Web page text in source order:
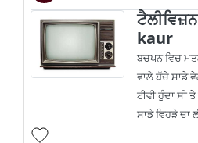
kaur
ਬਚਪਨ ਵਿਚ
ਵਾਲੇ ਬੱਚੇ ਸਾਡੇ
ਟੀਵੀ ਹੁੰਦਾ ਸੀ
ਸਾਡੇ ਵਿਹੜੇ ਦਾ